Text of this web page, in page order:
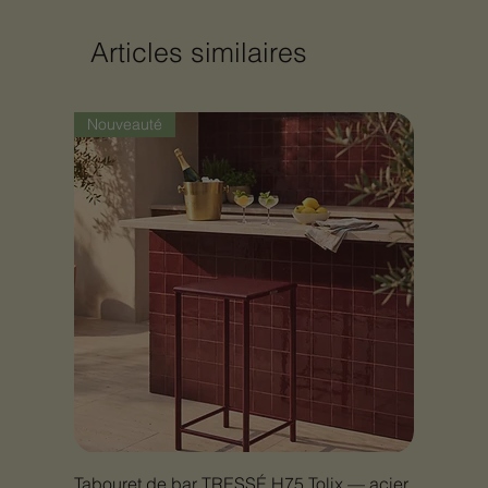
Articles similaires
Nouveauté
Tabouret de bar TRESSÉ H75 Tolix — acier